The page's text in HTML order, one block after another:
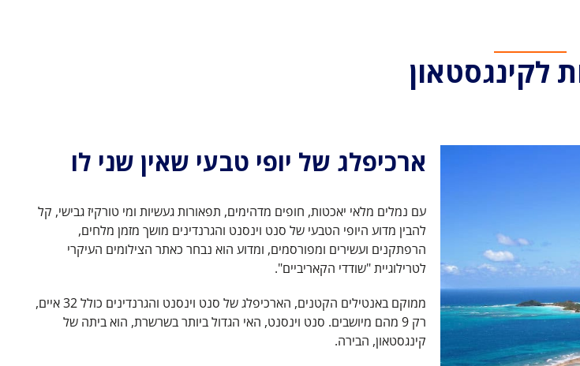
לקינגסטאון
ארכיפלג של יופי טבעי שאין שני לו
עם נמלים מלאי יאכטות, חופים מדהימים, תפאורות געשיות ומי טורקיז גבישי, קל
להבין מדוע היופי הטבעי של סנט וינסנט והגרנדינים מושך מזמן מלחים,
הרפתקנים ועשירים ומפורסמים, ומדוע הוא נבחר כאתר הצילומים העיקרי
לטרילוגיית "שודדי הקאריביים".
ממוקם באנטילים הקטנים, הארכיפלג של סנט וינסנט והגרנדינים כולל 32 איים,
רק 9 מהם מיושבים. סנט וינסנט, האי הגדול ביותר בשרשרת, הוא ביתה של
קינגסטאון, הבירה.